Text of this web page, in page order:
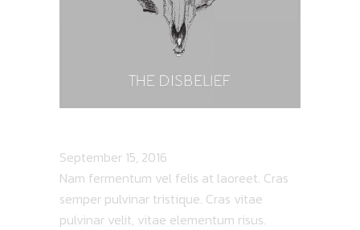
September 15, 2016
Nam fermentum vel felis at laoreet. Cras
semper pulvinar tristique. Cras vitae
pulvinar velit, vitae elementum risus.